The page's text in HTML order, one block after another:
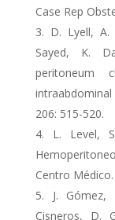
Case Rep
D. Lyell, A.
Sayed, K.
peritoneum
intraabdominal
206: 515-520.
L. Level,
Centro
J.
Cisneros, D.